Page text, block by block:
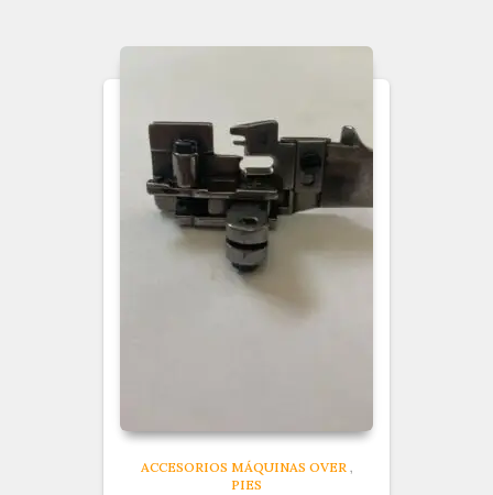
ACCESORIOS MÁQUINAS OVER
PIES